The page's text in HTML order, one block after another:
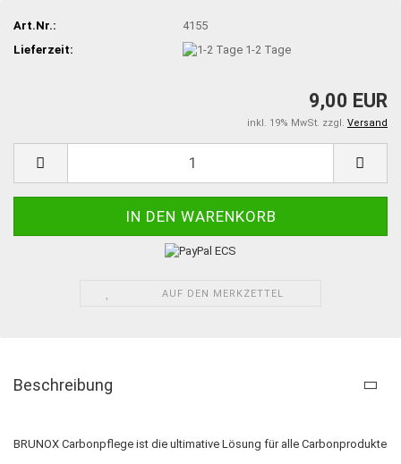
Art.Nr.:
4155
Lieferzeit:
1-2 Tage
9,00 EUR
inkl. 19% MwSt. zzgl. Versand
AUF DEN MERKZETTEL
Beschreibung
BRUNOX Carbonpflege ist die ultimative Lösung für alle Carbonprodukte